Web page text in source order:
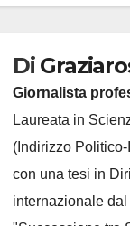
Di
Giornalista
Laureata in
(Indirizzo
con una tesi in
internazionale